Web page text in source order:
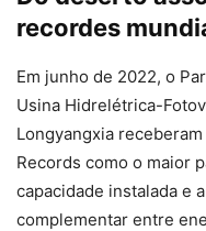
recordes
Em junho de 2022, o
Usina Hidrelétrica-
Longyangxia
Records como o maior
capacidade instalada e
complementar entre